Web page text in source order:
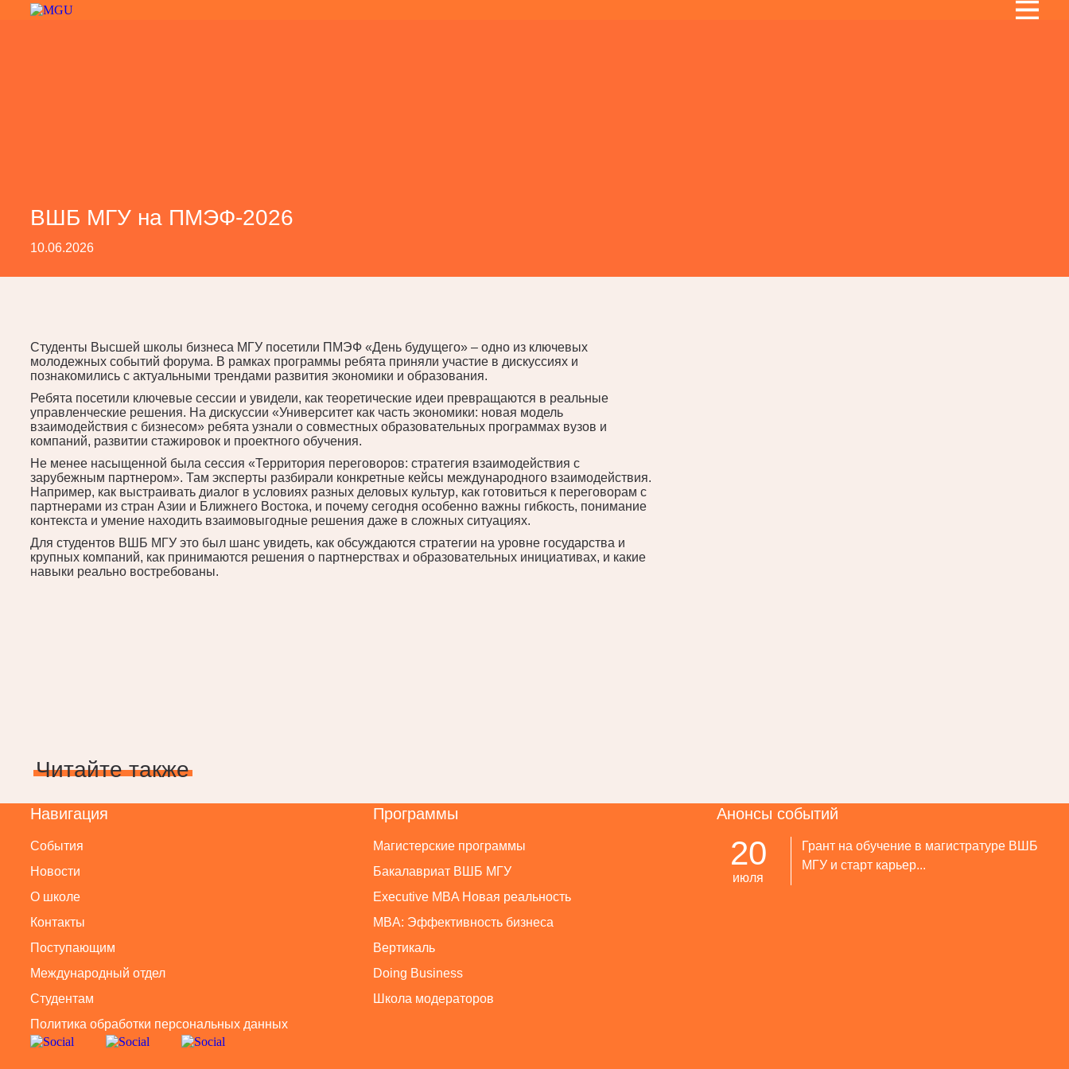
ВШБ МГУ на ПМЭФ-2026
10.06.2026
Студенты Высшей школы бизнеса МГУ посетили ПМЭФ «День будущего» – одно из ключевых
молодежных событий форума. В рамках программы ребята приняли участие в дискуссиях и
познакомились с актуальными трендами развития экономики и образования.
Ребята посетили ключевые сессии и увидели, как теоретические идеи превращаются в реальные
управленческие решения. На дискуссии «Университет как часть экономики: новая модель
взаимодействия с бизнесом» ребята узнали о совместных образовательных программах вузов и
компаний, развитии стажировок и проектного обучения.
Не менее насыщенной была сессия «Территория переговоров: стратегия взаимодействия с
зарубежным партнером». Там эксперты разбирали конкретные кейсы международного взаимодействия.
Например, как выстраивать диалог в условиях разных деловых культур, как готовиться к переговорам с
партнерами из стран Азии и Ближнего Востока, и почему сегодня особенно важны гибкость, понимание
контекста и умение находить взаимовыгодные решения даже в сложных ситуациях.
Для студентов ВШБ МГУ это был шанс увидеть, как обсуждаются стратегии на уровне государства и
крупных компаний, как принимаются решения о партнерствах и образовательных инициативах, и какие
навыки реально востребованы.
Читайте также
Навигация
События
Новости
О школе
Контакты
Поступающим
Международный отдел
Студентам
Политика обработки персональных данных
Программы
Магистерские программы
Бакалавриат ВШБ МГУ
Executive MBA Новая реальность
MBA: Эффективность бизнеса
Вертикаль
Doing Business
Школа модераторов
Анонсы событий
20
июля
Грант на обучение в магистратуре ВШБ
МГУ и старт карьер...